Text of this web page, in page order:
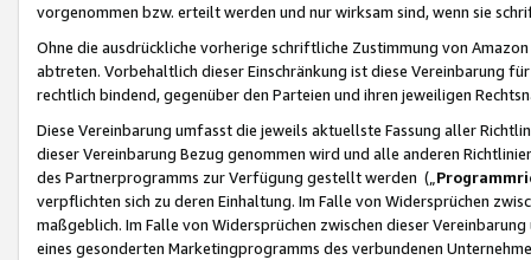
vorgenommen bzw. erteilt werden und nur wirksam sind, wenn sie
Ohne die ausdrückliche vorherige schriftliche Zustimmung von
abtreten. Vorbehaltlich dieser Einschränkung ist diese Vereinbarung
rechtlich bindend, gegenüber den Parteien und ihren jeweiligen
Diese Vereinbarung umfasst die jeweils aktuellste Fassung aller
dieser Vereinbarung Bezug genommen wird und alle anderen
des Partnerprogramms zur Verfügung gestellt werden („
verpflichten sich zu deren Einhaltung. Im Falle von Widersprüchen
maßgeblich. Im Falle von Widersprüchen zwischen dieser
eines gesonderten Marketingprogramms des verbundenen